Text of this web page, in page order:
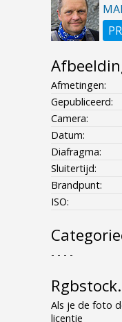
Afmetingen:
Gepubliceerd:
Camera:
Datum:
Diafragma:
Sluitertijd:
Brandpunt:
ISO:
- - - -
Als je de foto
licentie